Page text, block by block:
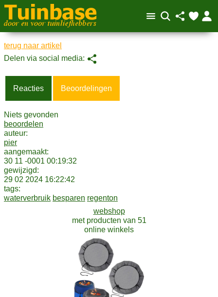
terug naar artikel
Reacties Beoordelingen
Niets gevonden
beoordelen
auteur:
pier
aangemaakt:
30 11 -0001 00:19:32
gewijzigd:
29 02 2024 16:22:42
tags:
waterverbruik besparen regenton
webshop
met producten van 51
online winkels